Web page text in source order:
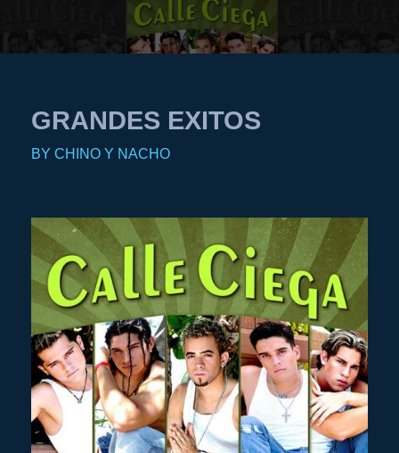
GRANDES EXITOS
BY CHINO Y NACHO